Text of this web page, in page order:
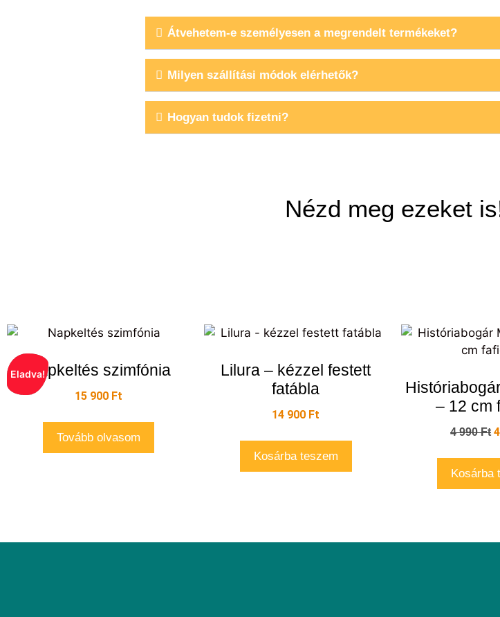
Átvehetem-e személyesen a megrendelt termékeket?
Milyen szállítási módok elérhetők?
Hogyan tudok fizetni?
Nézd meg ezeket
Eladva!Napkeltés szimfónia
15 900 Ft
Tovább olvasom
Lilura – kézzel festett
fatábla
14 900 Ft
Kosárba teszem
– 12 cm
4 990Ft
Kosárba